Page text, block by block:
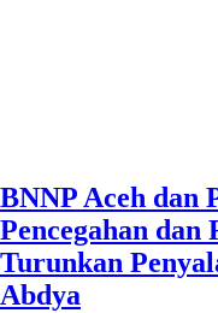
BNNP Aceh dan
Pencegahan
Turunkan
Abdya